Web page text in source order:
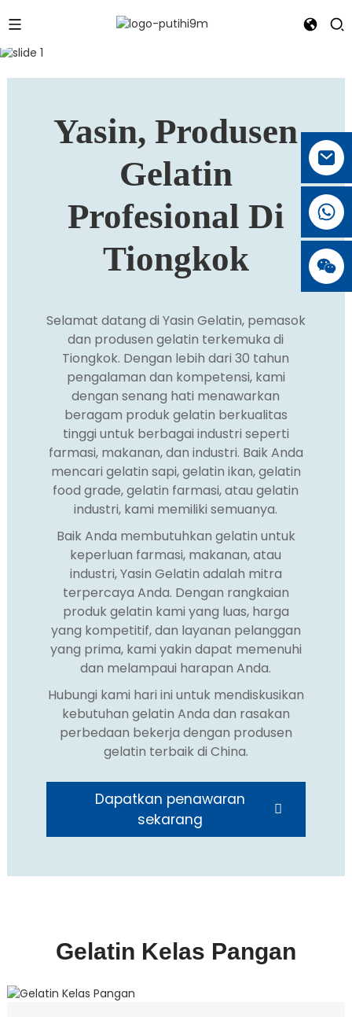
Yasin, Produsen
Gelatin
Profesional Di
Tiongkok
Selamat datang di Yasin Gelatin, pemasok
dan produsen gelatin terkemuka di
Tiongkok. Dengan lebih dari 30 tahun
pengalaman dan kompetensi, kami
dengan senang hati menawarkan
beragam produk gelatin berkualitas
tinggi untuk berbagai industri seperti
farmasi, makanan, dan industri. Baik Anda
mencari gelatin sapi, gelatin ikan, gelatin
food grade, gelatin farmasi, atau gelatin
industri, kami memiliki semuanya.
Baik Anda membutuhkan gelatin untuk
keperluan farmasi, makanan, atau
industri, Yasin Gelatin adalah mitra
terpercaya Anda. Dengan rangkaian
produk gelatin kami yang luas, harga
yang kompetitif, dan layanan pelanggan
yang prima, kami yakin dapat memenuhi
dan melampaui harapan Anda.
Hubungi kami hari ini untuk mendiskusikan
kebutuhan gelatin Anda dan rasakan
perbedaan bekerja dengan produsen
gelatin terbaik di China.
Dapatkan penawaran
sekarang
Gelatin Kelas Pangan